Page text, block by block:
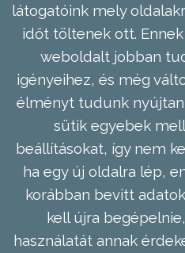
látogatóink mely
időt töltenek ott.
weboldalt jobban
igényeihez, és még
élményt tudunk
sütik egyebek
beállításokat, így nem
ha egy új oldalra lép,
korábban bevitt
kell újra
használatát annak